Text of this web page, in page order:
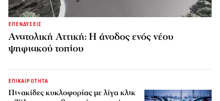
ΕΠΕΝΔΥΣΕΙΣ
Ανατολική Αττική: Η άνοδος ενός νέου
ψηφιακού τοπίου
ΕΠΙΚΑΙΡΟΤΗΤΑ
Πινακίδες κυκλοφορίας με λίγα κλικ